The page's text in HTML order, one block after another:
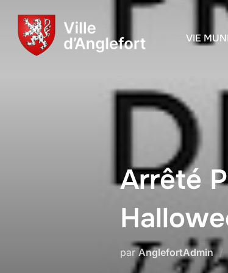
VIE
Arrêté
par AnglefortAdmin